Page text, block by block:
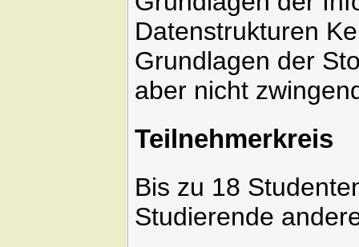
Datenstrukturen
Grundlagen der
aber nicht
Teilnehmerkreis
Bis zu 18
Studierende